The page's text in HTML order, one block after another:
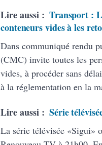
Lire aussi : Transport :
conteneurs vides à les
Dans communiqué rendu
(CMC) invite toutes les
vides, à procéder sans
à la réglementation en la
Lire aussi : Série
La série télévisée «Sigui»